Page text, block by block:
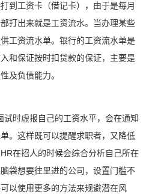
到工资卡（借记卡），由于是每月
打出来就是工资流水。当办理某些
工资流水单。银行的工资流水单是
和保证按时扣贷款的保证，主要是
及负债能力。
时虚报自己的工资水平，会在通知
。这样既可以提醒求职者，又降低
在招人的时候会综合分析自己所在
袋想要往里进的公司，设置门槛不
以使用更多的方法来规避潜在风